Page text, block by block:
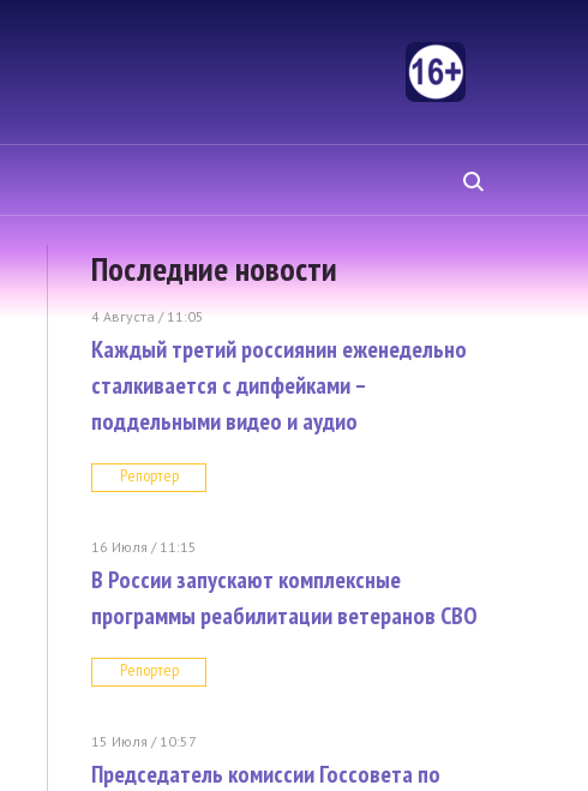
Последние новости
4 Августа / 11:05
Каждый третий россиянин еженедельно
сталкивается с дипфейками –
поддельными видео и аудио
Репортер
16 Июля / 11:15
В России запускают комплексные
программы реабилитации ветеранов СВО
Репортер
15 Июля / 10:57
Председатель комиссии Госсовета по